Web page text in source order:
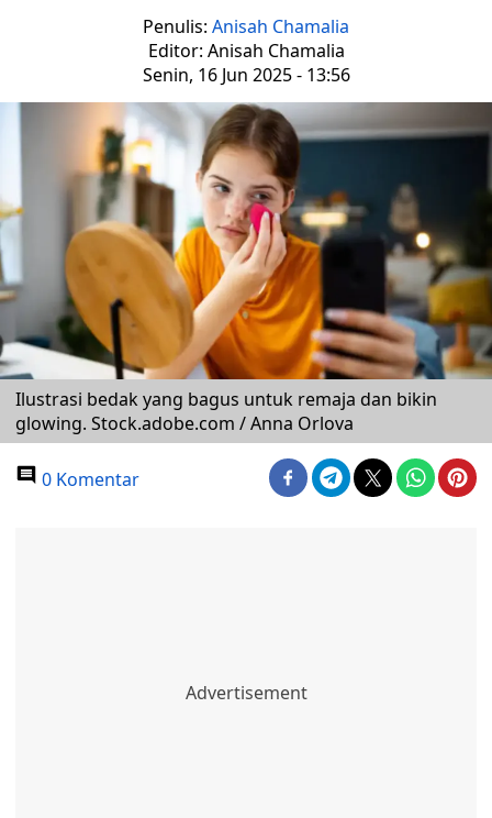
Penulis: Anisah Chamalia
Editor: Anisah Chamalia
Senin, 16 Jun 2025 - 13:56
Ilustrasi bedak yang bagus untuk remaja dan bikin
glowing. Stock.adobe.com / Anna Orlova
0 Komentar